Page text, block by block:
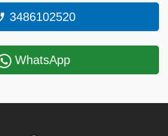
3486102520
WhatsApp